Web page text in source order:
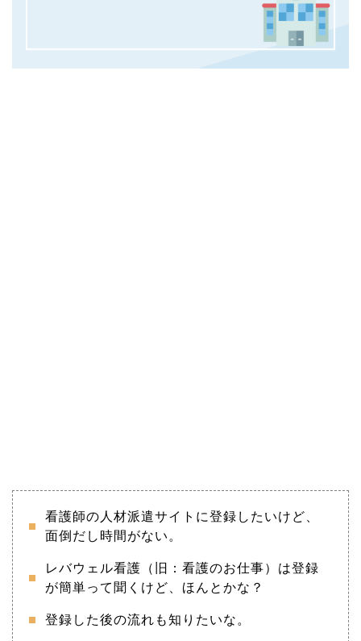
看護師の人材派遣サイトに登録したいけど、
面倒だし時間がない。
レバウェル看護（旧：看護のお仕事）は登録
が簡単って聞くけど、ほんとかな？
登録した後の流れも知りたいな。